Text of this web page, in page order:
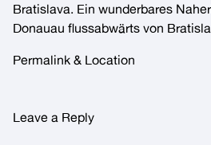
Bratislava. Ein wunderbares
Donauau flussabwärts von
Permalink & Location
Leave a Reply